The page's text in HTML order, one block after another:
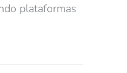
plataformas